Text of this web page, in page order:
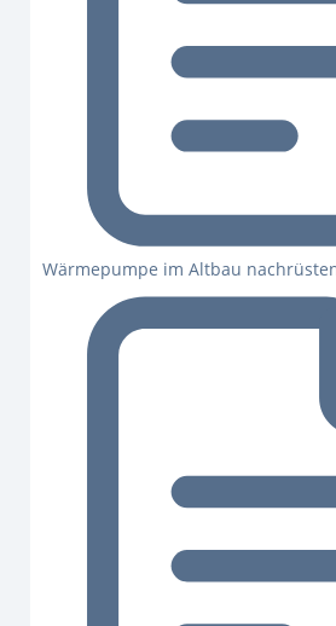
Wärmepumpe im Altbau